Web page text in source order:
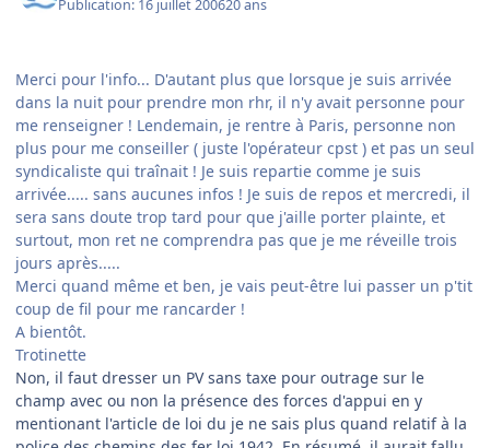
Publication: 16 juillet 200620 ans
Merci pour l'info... D'autant plus que lorsque je suis arrivée
dans la nuit pour prendre mon rhr, il n'y avait personne pour
me renseigner ! Lendemain, je rentre à Paris, personne non
plus pour me conseiller ( juste l'opérateur cpst ) et pas un seul
syndicaliste qui traînait ! Je suis repartie comme je suis
arrivée..... sans aucunes infos ! Je suis de repos et mercredi, il
sera sans doute trop tard pour que j'aille porter plainte, et
surtout, mon ret ne comprendra pas que je me réveille trois
jours après.....
Merci quand même et ben, je vais peut-être lui passer un p'tit
coup de fil pour me rancarder !
A bientôt.
Trotinette
Non, il faut dresser un PV sans taxe pour outrage sur le
champ avec ou non la présence des forces d'appui en y
mentionant l'article de loi du je ne sais plus quand relatif à la